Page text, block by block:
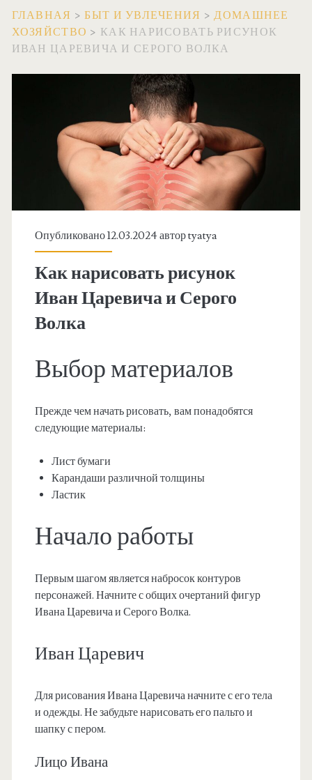
ГЛАВНАЯ >БЫТ И УВЛЕЧЕНИЯ >ДОМАШНЕЕ
ХОЗЯЙСТВО > КАК НАРИСОВАТЬ РИСУНОК
ИВАН ЦАРЕВИЧА И СЕРОГО ВОЛКА
Опубликовано 12.03.2024 авторtyatya
Как нарисовать рисунок
Иван Царевича и Серого
Волка
Выбор материалов
Прежде чем начать рисовать, вам понадобятся
следующие материалы:
Лист бумаги
Карандаши различной толщины
Ластик
Начало работы
Первым шагом является набросок контуров
персонажей. Начните с общих очертаний фигур
Ивана Царевича и Серого Волка.
Иван Царевич
Для рисования Ивана Царевича начните с его тела
и одежды. Не забудьте нарисовать его пальто и
шапку с пером.
Лицо Ивана